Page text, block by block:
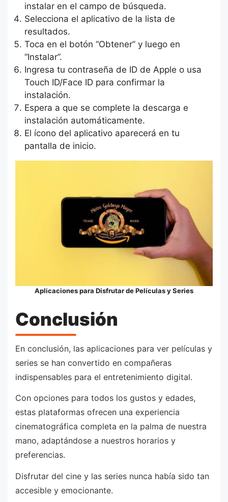
instalar en el campo de búsqueda.
Selecciona el aplicativo de la lista de
resultados.
Toca en el botón “Obtener” y luego en
“Instalar”.
Ingresa tu contraseña de ID de Apple o usa
Touch ID/Face ID para confirmar la
instalación.
Espera a que se complete la descarga e
instalación automáticamente.
El ícono del aplicativo aparecerá en tu
pantalla de inicio.
Aplicaciones para Disfrutar de Películas y Series
Conclusión
En conclusión, las aplicaciones para ver películas y
series se han convertido en compañeras
indispensables para el entretenimiento digital.
Con opciones para todos los gustos y edades,
estas plataformas ofrecen una experiencia
cinematográfica completa en la palma de nuestra
mano, adaptándose a nuestros horarios y
preferencias.
Disfrutar del cine y las series nunca había sido tan
accesible y emocionante.